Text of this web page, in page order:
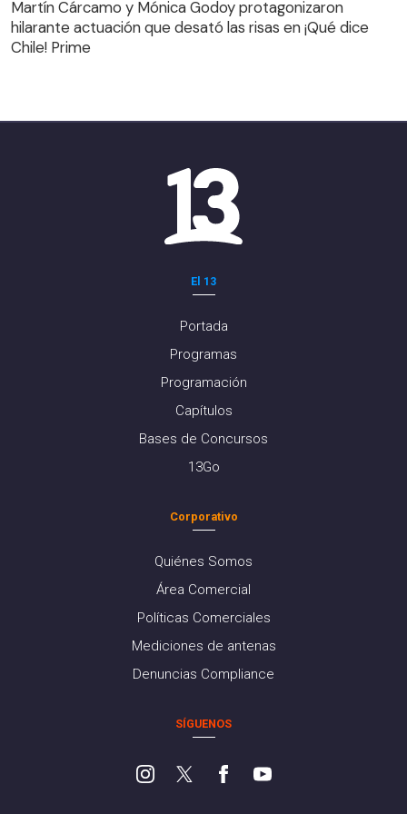
Chile! Prime
Martín Cárcamo y Mónica Godoy protagonizaron
hilarante actuación que desató las risas en ¡Qué dice
Chile! Prime
El 13
Portada
Programas
Programación
Capítulos
Bases de Concursos
13Go
Corporativo
Quiénes Somos
Área Comercial
Políticas Comerciales
Mediciones de antenas
Denuncias Compliance
SÍGUENOS